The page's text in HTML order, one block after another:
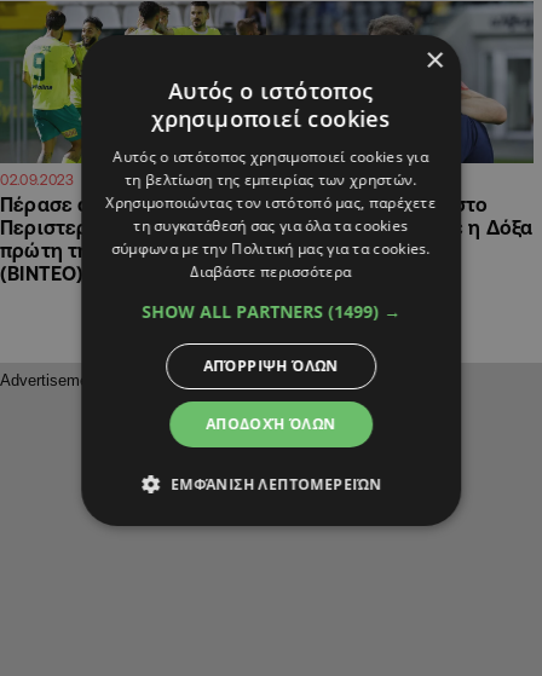
02.09.2023 21:58
Πέρασε άνετα από την
Περιστερώνα και πήρε την
πρώτη της νίκη η ΑΕΚ
(ΒΙΝΤΕΟ)
29.05.2023 20:57
«Έσωσε» το βαθμό στο
φινάλε και… σώθηκε η Δόξα
(ΒΙΝΤΕΟ)
×
Αυτός ο ιστότοπος
χρησιμοποιεί cookies
Αυτός ο ιστότοπος χρησιμοποιεί cookies για
τη βελτίωση της εμπειρίας των χρηστών.
Χρησιμοποιώντας τον ιστότοπό μας, παρέχετε
τη συγκατάθεσή σας για όλα τα cookies
σύμφωνα με την Πολιτική μας για τα cookies.
Διαβάστε περισσότερα
SHOW ALL PARTNERS (1499) →
ΑΠΟΔΟΧΉ ΌΛΩΝ
ΑΠΌΡΡΙΨΗ ΌΛΩΝ
ΕΜΦΆΝΙΣΗ ΛΕΠΤΟΜΕΡΕΙΏΝ